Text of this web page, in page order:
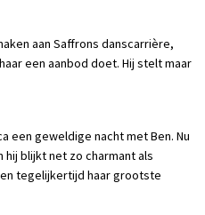
aan Saffrons danscarrière,
een aanbod doet. Hij stelt maar
een geweldige nacht met Ben. Nu
blijkt net zo charmant als
tegelijkertijd haar grootste